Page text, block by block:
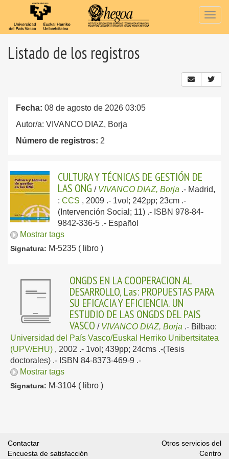
Listado de los registros
Fecha: 08 de agosto de 2026 03:05
Autor/a: VIVANCO DIAZ, Borja
Número de registros: 2
CULTURA Y TÉCNICAS DE GESTIÓN DE
LAS ONG / VIVANCO DIAZ, Borja .- Madrid,
: CCS , 2009 .- 1vol; 242pp; 23cm .-
(Intervención Social; 11) .- ISBN 978-84-
9842-336-5 .- Español
Mostrar tags
Signatura: M-5235 ( libro )
ONGDS EN LA COOPERACION AL
DESARROLLO, Las: PROPUESTAS PARA
SU EFICACIA Y EFICIENCIA. UN
ESTUDIO DE LAS ONGDS DEL PAIS
VASCO / VIVANCO DIAZ, Borja .- Bilbao:
Universidad del País Vasco/Euskal Herriko Unibertsitatea
(UPV/EHU) , 2002 .- 1vol; 439pp; 24cms .-(Tesis
doctorales) .- ISBN 84-8373-469-9 .-
Mostrar tags
Signatura: M-3104 ( libro )
Contactar
Encuesta de satisfacción
Otros servicios del
Centro